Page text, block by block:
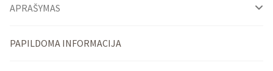
APRAŠYMAS
PAPILDOMA INFORMACIJA